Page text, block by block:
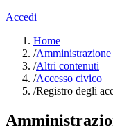
Accedi
Home
/Amministrazione
/Altri contenuti
/Accesso civico
/Registro degli